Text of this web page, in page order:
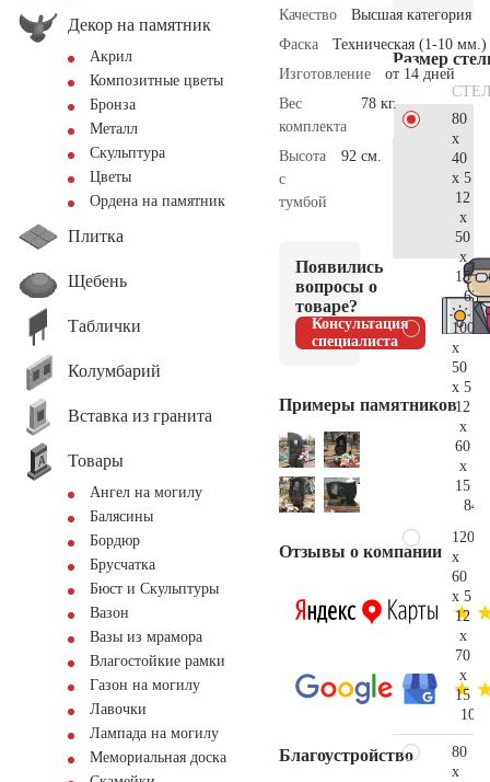
Декор на памятник
Акрил
Композитные цветы
Бронза
Металл
Скульптура
Цветы
Ордена на памятник
Плитка
Щебень
Таблички
Колумбарий
Вставка из гранита
Товары
Ангел на могилу
Балясины
Бордюр
Брусчатка
Бюст и Скульптуры
Вазон
Вазы из мрамора
Влагостойкие рамки
Газон на могилу
Лавочки
Лампада на могилу
Мемориальная доска
Качество
Высшая категория
Фаска
Техническая (1-10 мм.)
Изготовление
от 14 дней
Вес
комплекта
78 кг.
Высота
с
тумбой
92 см.
Появились
вопросы о
товаре?
Консультация
специалиста
Примеры памятников
Отзывы о компании
Благоустройство
Размер
80
x
40
x 5
12
x
50
x
15
100
x
50
x 5
12
x
60
x
15
120
x
60
x 5
12
x
70
x
15
80
x